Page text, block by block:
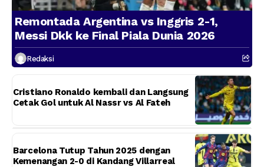
Remontada Argentina vs Inggris 2-1,
Messi Dkk ke Final Piala Dunia 2026
Redaksi
Cristiano Ronaldo kembali dan Langsung
Cetak Gol untuk Al Nassr vs Al Fateh
Barcelona Tutup Tahun 2025 dengan
Kemenangan 2-0 di Kandang Villarreal